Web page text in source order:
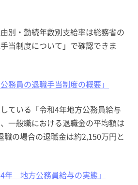
別・勤続年数別支給率は総務省の
当制度について」で確認できま
務員の退職手当制度の概要」
ている「令和4年地方公務員給与
一般職における退職金の平均額は
職の場合の退職金は約2,150万円と
年 地方公務員給与の実態」